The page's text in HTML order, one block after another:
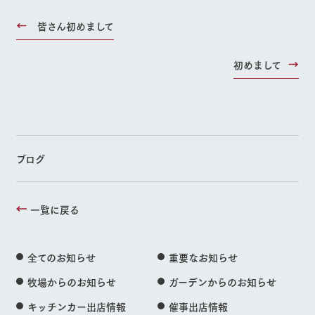
皆さん初めまして
初めまして
ブログ
一覧に戻る
全てのお知らせ
重要なお知らせ
牧場からのお知らせ
ガーデンからのお知らせ
キッチンカー出店情報
催事出店情報